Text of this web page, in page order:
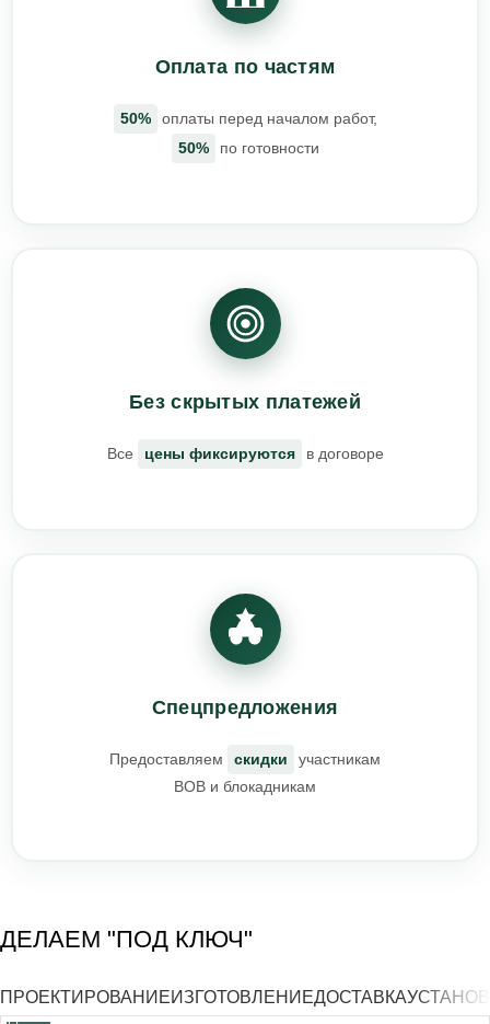
Оплата по частям
50%
оплаты перед началом работ,
50%
по готовности
Без скрытых платежей
Все цены фиксируются в договоре
Спецпредложения
Предоставляем скидки
участникам
ВОВ и блокадникам
ДЕЛАЕМ "ПОД КЛЮЧ"
ПРОЕКТИРОВАНИЕИЗГОТОВЛЕНИЕДОСТАВКА